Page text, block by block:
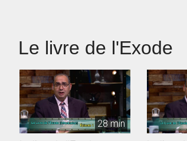
Le livre de l'Exode
28 min